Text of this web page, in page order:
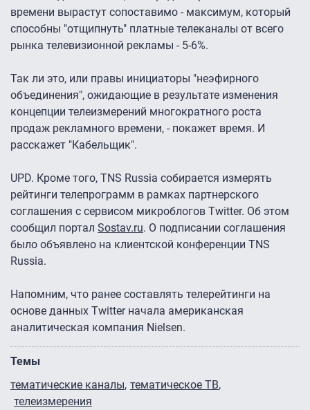
времени вырастут сопоставимо - максимум, который
способны "отщипнуть" платные телеканалы от всего
рынка телевизионной рекламы - 5-6%.
Так ли это, или правы инициаторы "неэфирного
объединения", ожидающие в результате изменения
концепции телеизмерений многократного роста
продаж рекламного времени, - покажет время. И
расскажет "Кабельщик".
UPD. Кроме того, TNS Russia собирается измерять
рейтинги телепрограмм в рамках партнерского
соглашения с сервисом микроблогов Twitter. Об этом
сообщил портал Sostav.ru. О подписании соглашения
было объявлено на клиентской конференции TNS
Russia.
Напомним, что ранее составлять телерейтинги на
основе данных Twitter начала американская
аналитическая компания Nielsen.
Темы
тематические каналы тематическое ТВ
телеизмерения